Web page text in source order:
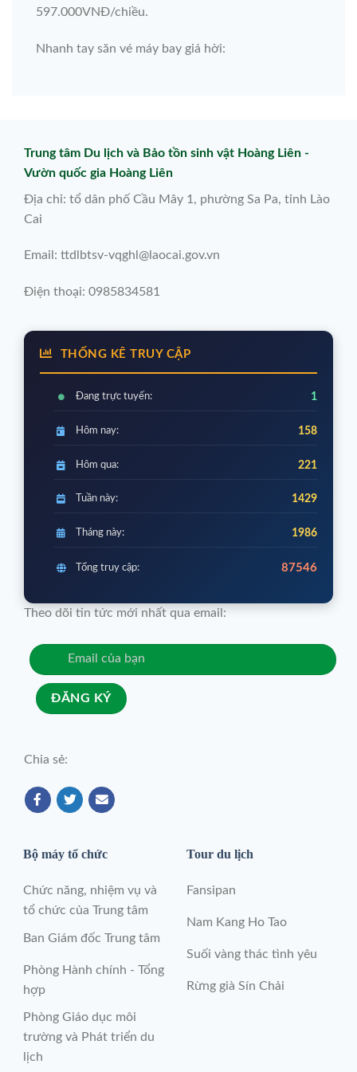
597.000VNĐ/chiều.
Nhanh tay săn vé máy bay giá hời:
Trung tâm Du lịch và Bảo tồn sinh vật Hoàng Liên -
Vườn quốc gia Hoàng Liên
Địa chỉ: tổ dân phố Cầu Mây 1, phường Sa Pa, tỉnh Lào
Cai
Email: ttdlbtsv-vqghl@laocai.gov.vn
Điện thoại: 0985834581
THỐNG KÊ TRUY CẬP
Đang trực tuyến: 1
Hôm nay: 158
Hôm qua: 221
Tuần này: 1429
Tháng này: 1986
Tổng truy cập: 87546
Theo dõi tin tức mới nhất qua email:
Chia sẻ:
Bộ máy tổ chức
Chức năng, nhiệm vụ và
tổ chức của Trung tâm
Ban Giám đốc Trung tâm
Phòng Hành chính - Tổng
hợp
Phòng Giáo dục môi
trường và Phát triển du
lịch
Tour du lịch
Fansipan
Nam Kang Ho Tao
Suối vàng thác tình yêu
Rừng già Sín Chải